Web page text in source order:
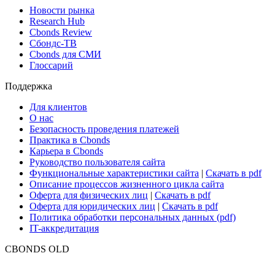
Поиск ETF & Funds
Новости и Аналитика
Новости рынка
Research Hub
Cbonds Review
Сбондс-ТВ
Глоссарий
Поддержка
Для клиентов
О нас
Безопасность проведения платежей
Практика в Cbonds
Карьера в Cbonds
Руководство пользователя сайта
Функциональные характеристики сайта|Скачать в pdf
Описание процессов жизненного цикла сайта
Оферта для физических лиц
Оферта для юридических лиц